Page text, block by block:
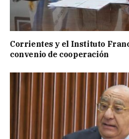
Corrientes y el Instituto
convenio de cooperación